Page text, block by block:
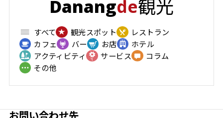
Danangde観光
すべて 観光スポット
レストラン
カフェ
バー お店
ホテル
アクティビティ
サービス
コラム
その他